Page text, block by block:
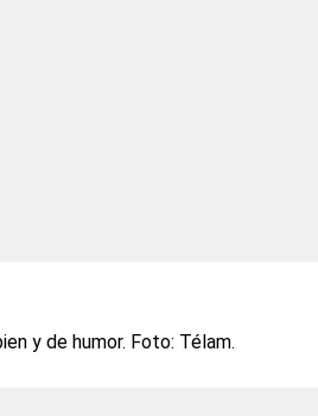
y de humor. Foto: Télam.